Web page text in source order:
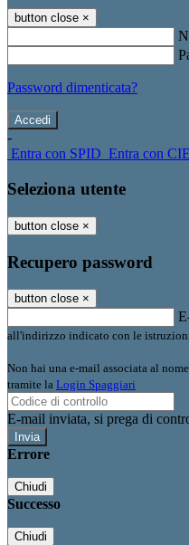
button close ×
Password dimenticata?
-
Entra con SPID Entra con CIE
Seleziona utente
button close ×
Recupero password
button close ×
all'indirizzo indicato con le
Non hai una e-mail associata al
tramite la Login Spaggiari
E-mail inviata, si prega di
Errore
Chiudi
Successo
Chiudi